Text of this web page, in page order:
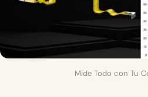
Mide Todo con Tu